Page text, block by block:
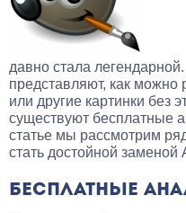
давно стала
представляют, как можно
или другие картинки без
существуют бесплатные
статье мы рассмотрим
стать достойной заменой
БЕСПЛАТНЫЕ